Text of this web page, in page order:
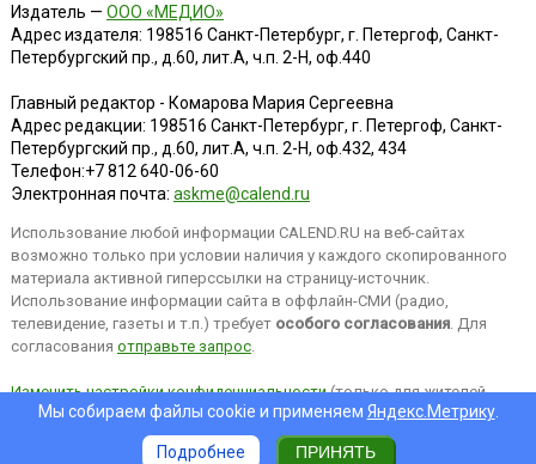
Издатель — ООО «МЕДИО»
Адрес издателя: 198516 Санкт-Петербург, г. Петергоф, Санкт-
Петербургский пр., д.60, лит.А, ч.п. 2-Н, оф.440
Главный редактор - Комарова Мария Сергеевна
Адрес редакции: 198516 Санкт-Петербург, г. Петергоф, Санкт-
Петербургский пр., д.60, лит.А, ч.п. 2-Н, оф.432, 434
Телефон:+7 812 640-06-60
Электронная почта: askme@calend.ru
Использование любой информации CALEND.RU на веб-сайтах
возможно только при условии наличия у каждого скопированного
материала активной гиперссылки на страницу-источник.
Использование информации сайта в оффлайн-СМИ (радио,
телевидение, газеты и т.п.) требует особого согласования. Для
согласования отправьте запрос.
Изменить настройки конфиденциальности(только для жителей
EEA).Мы собираем файлы cookie и применяем Яндекс.Метрику.
Подробнее ПРИНЯТЬ